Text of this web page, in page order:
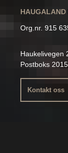
Org.nr. 915
Haukelivegen
Postboks
Kontakt oss